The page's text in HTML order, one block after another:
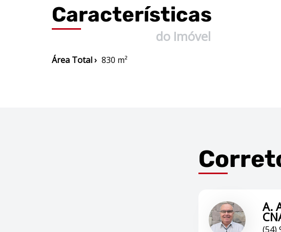
Características
do Imóvel
Área Total › 830 m²
A.
(54)